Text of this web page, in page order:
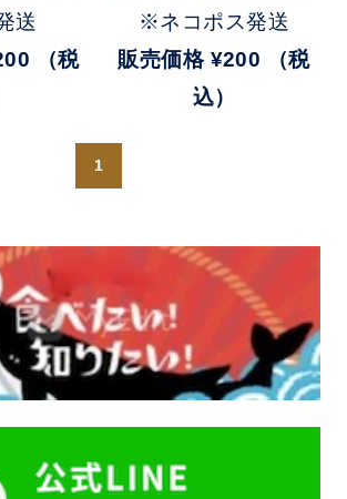
送
（税
※ネコポス発送
販売価格 ¥200
（税
込）
1